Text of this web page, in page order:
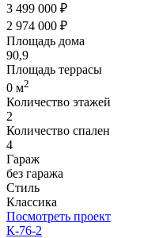
3 499 000 ₽
2 974 000 ₽
Площадь дома
90,9
Площадь террасы
0 м2
Количество этажей
2
Количество спален
4
Гараж
без гаража
Стиль
Классика
Посмотреть проект
К-76-2